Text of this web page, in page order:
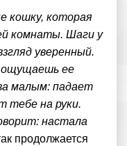
кошку, которая
комнаты. Шаги у
уверенный.
ее
малым: падает
тебе на руки.
настала
продолжается